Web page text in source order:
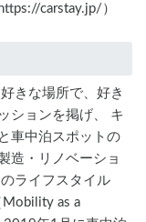
carstay.jp/）
きな場所で、好き
ションを掲げ、 キ
車中泊スポットの
造・リノベーショ
ライフスタイル
Mobility as a